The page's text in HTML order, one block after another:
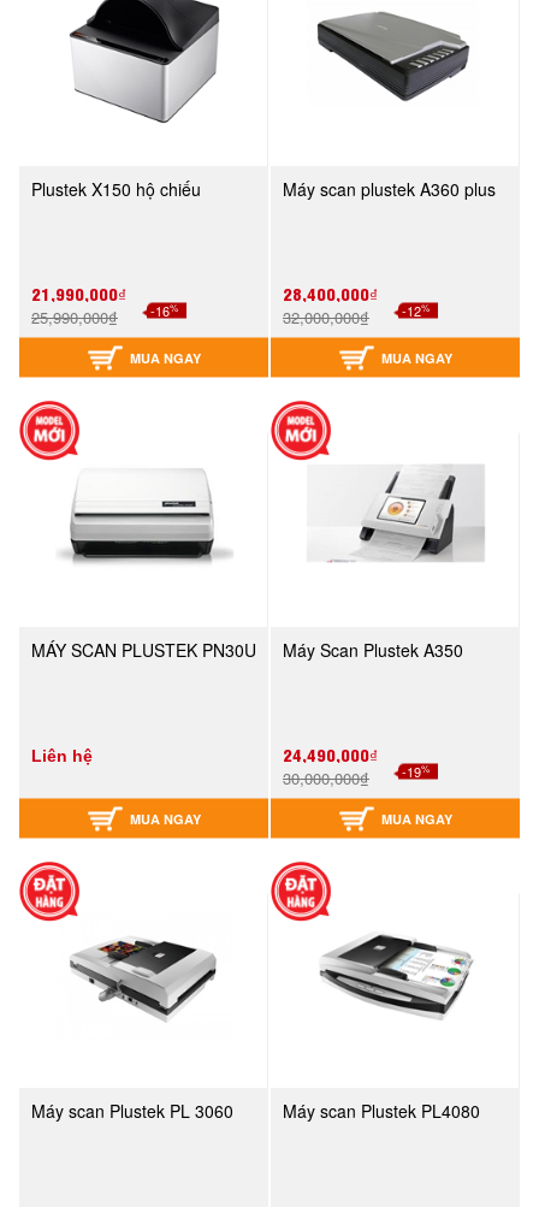
Plustek X150 hộ chiếu
21,990,000₫
25,990,000₫ -16%
MUA NGAY
Máy scan plustek A360 plus
28,400,000₫
32,000,000₫ -12%
MUA NGAY
MÁY SCAN PLUSTEK PN30U
Liên hệ
MUA NGAY
Máy Scan Plustek A350
24,490,000₫
30,000,000₫ -19%
MUA NGAY
Máy scan Plustek PL 3060 Máy scan Plustek PL4080